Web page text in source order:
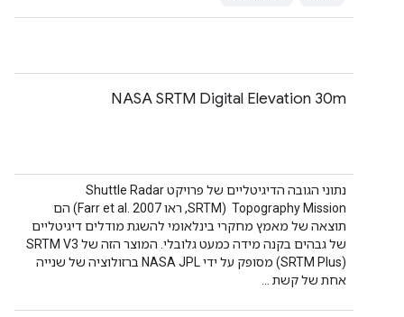
NASA SRTM Digital Elevation 30m
נתוני הגובה הדיגיטליים של פרויקט Shuttle Radar
Topography Mission ‏ (SRTM, ראו Farr et al. 2007) הם
תוצאה של מאמץ מחקרי בינלאומי להשגת מודלים דיגיטליים
(SRTM Plus) מסופק על ידי NASA JPL ברזולוציה של שנייה
אחת של קשת …